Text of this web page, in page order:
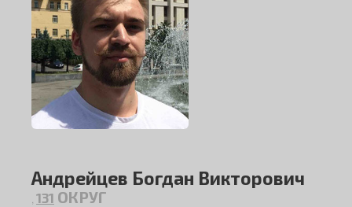
Андрейцев Богдан Викторович
131 ОКРУГ